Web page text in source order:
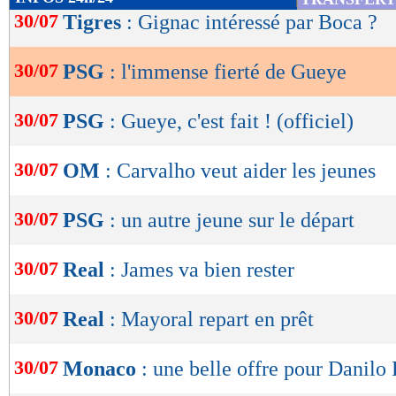
de
lecture
OK
30/07 Tigres : Gignac intéressé par Boca ?
30/07 PSG : l'immense fierté de Gueye
30/07 PSG : Gueye, c'est fait ! (officiel)
30/07 OM : Carvalho veut aider les jeunes
30/07 PSG : un autre jeune sur le départ
30/07 Real : James va bien rester
30/07 Real : Mayoral repart en prêt
30/07 Monaco : une belle offre pour Danilo